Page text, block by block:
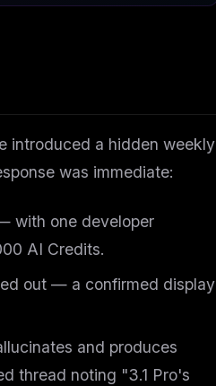
introduced a hidden weekly
was immediate:
with one developer
AI Credits.
out — a confirmed display
and produces
thread noting "3.1 Pro's